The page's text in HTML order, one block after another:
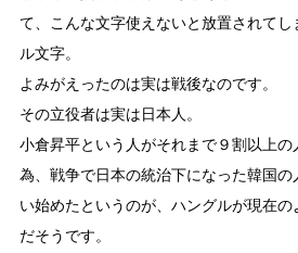
て、こんな文字使えないと放置されて
ル文字。
よみがえったのは実は戦後なのです。
その立役者は実は日本人。
小倉昇平という人がそれまで９割以上の
為、戦争で日本の統治下になった韓国
い始めたというのが、ハングルが現在
だそうです。